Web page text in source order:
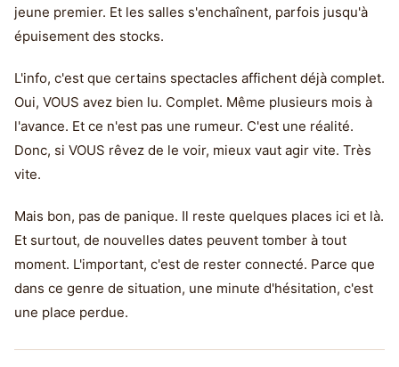
jeune premier. Et les salles s'enchaînent, parfois jusqu'à
épuisement des stocks.
L'info, c'est que certains spectacles affichent déjà complet.
Oui, VOUS avez bien lu. Complet. Même plusieurs mois à
l'avance. Et ce n'est pas une rumeur. C'est une réalité.
Donc, si VOUS rêvez de le voir, mieux vaut agir vite. Très
vite.
Mais bon, pas de panique. Il reste quelques places ici et là.
Et surtout, de nouvelles dates peuvent tomber à tout
moment. L'important, c'est de rester connecté. Parce que
dans ce genre de situation, une minute d'hésitation, c'est
une place perdue.